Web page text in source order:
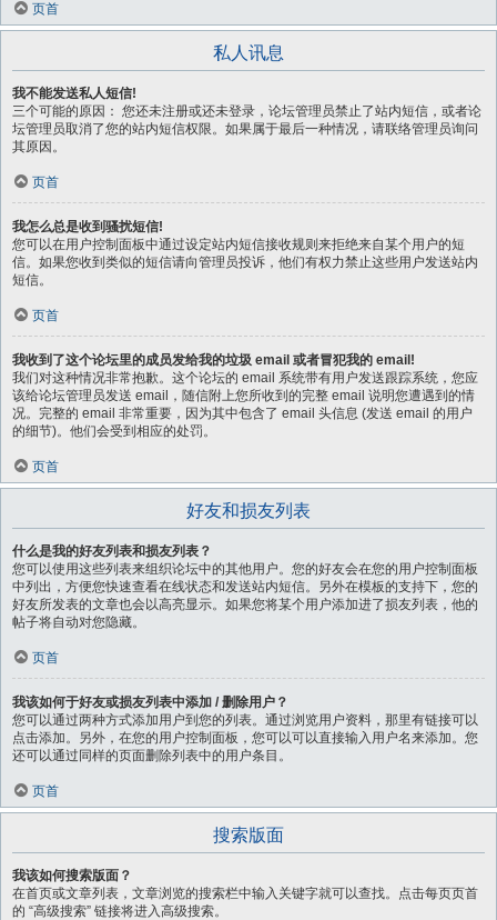
页首
私人讯息
我不能发送私人短信!
三个可能的原因： 您还未注册或还未登录，论坛管理员禁止了站内短信，或者论
坛管理员取消了您的站内短信权限。如果属于最后一种情况，请联络管理员询问
其原因。
页首
我怎么总是收到骚扰短信!
您可以在用户控制面板中通过设定站内短信接收规则来拒绝来自某个用户的短
信。如果您收到类似的短信请向管理员投诉，他们有权力禁止这些用户发送站内
短信。
页首
我收到了这个论坛里的成员发给我的垃圾 email 或者冒犯我的 email!
我们对这种情况非常抱歉。这个论坛的 email 系统带有用户发送跟踪系统，您应
该给论坛管理员发送 email，随信附上您所收到的完整 email 说明您遭遇到的情
况。完整的 email 非常重要，因为其中包含了 email 头信息 (发送 email 的用户
的细节)。他们会受到相应的处罚。
页首
好友和损友列表
什么是我的好友列表和损友列表？
您可以使用这些列表来组织论坛中的其他用户。您的好友会在您的用户控制面板
中列出，方便您快速查看在线状态和发送站内短信。另外在模板的支持下，您的
好友所发表的文章也会以高亮显示。如果您将某个用户添加进了损友列表，他的
帖子将自动对您隐藏。
页首
我该如何于好友或损友列表中添加 / 删除用户？
您可以通过两种方式添加用户到您的列表。通过浏览用户资料，那里有链接可以
点击添加。另外，在您的用户控制面板，您可以可以直接输入用户名来添加。您
还可以通过同样的页面删除列表中的用户条目。
页首
搜索版面
我该如何搜索版面？
在首页或文章列表，文章浏览的搜索栏中输入关键字就可以查找。点击每页页首
的 “高级搜索” 链接将进入高级搜索。